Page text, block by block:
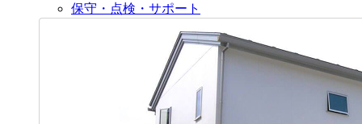
保守・点検・サポート